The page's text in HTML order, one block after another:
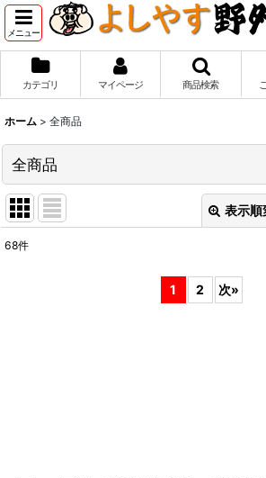
メニュー
カテゴリ マイページ 商品検索
ホーム > 全商品
全商品
表示順
68件
1 2 次»